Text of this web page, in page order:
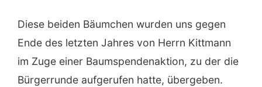
Diese beiden Bäumchen wurden uns gegen
Ende des letzten Jahres von Herrn Kittmann
im Zuge einer Baumspendenaktion, zu der die
Bürgerrunde aufgerufen hatte, übergeben.